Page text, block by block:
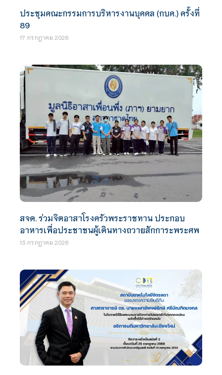
ประชุมคณะกรรมการบริหารงานบุคคล (กบค.) ครั้งที่
89
17 กรกฎาคม 2026
สจด. ร่วมจิตอาสาโรงครัวพระราชทาน ประกอบ
อาหารเพื่อประชาชนผู้เดินทางถวายสักการะพระศพ
13 กรกฎาคม 2026